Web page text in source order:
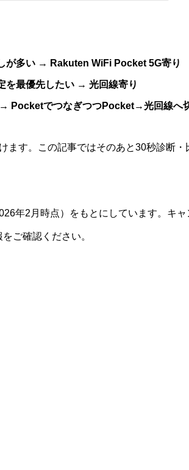
が多い → Rakuten WiFi Pocket 5G寄り
を最優先したい → 光回線寄り
PocketでつなぎつつPocket→光回線へ
ます。この記事ではそのあと30秒診断
年2月時点）をもとにしています。キ
ご確認ください。